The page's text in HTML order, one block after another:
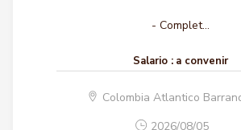
- Complet...
Salario : a convenir
Colombia Atlantico
2026/08/05